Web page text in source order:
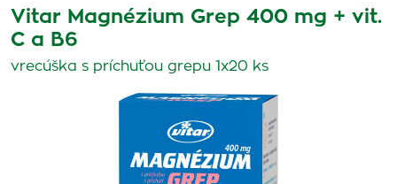
Vitar Magnézium Grep 400 mg + vit.
C a B6
vrecúška s príchuťou grepu 1x20 ks